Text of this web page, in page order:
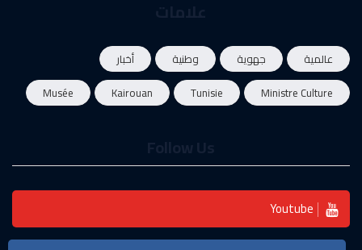
عالمية جهوية وطنية
أخبار
Ministre Culture
Tunisie
Kairouan
Musée
Youtube